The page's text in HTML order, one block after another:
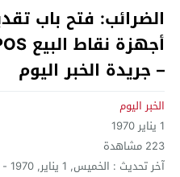
الضرائب: فتح باب
– جريدة الخبر اليوم
الخبر اليوم
1 يناير 1970
223 مشاهدة
آخر تحديث : الخميس, 1 يناير, 1970 - 12:00 صباحًا